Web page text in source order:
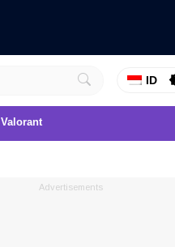
ID
Valorant
Advertisements